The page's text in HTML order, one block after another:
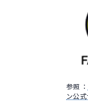
参照：
ン公